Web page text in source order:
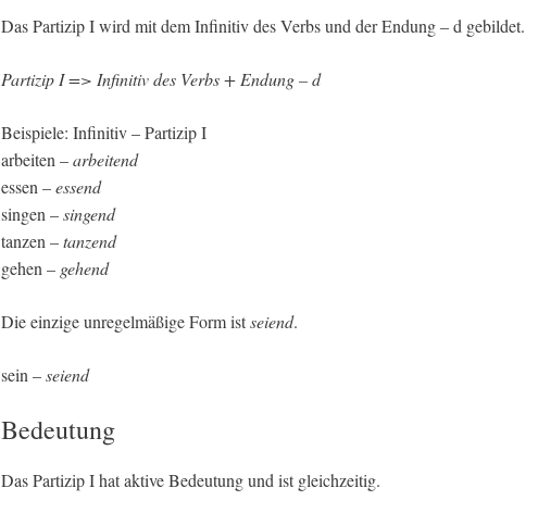
Das Partizip I wird mit dem Infinitiv des Verbs und der Endung – d gebildet.
Partizip I => Infinitiv des Verbs + Endung – d
Beispiele: Infinitiv – Partizip I
arbeiten –arbeitend
essen –essend
singen –singend
tanzen –tanzend
gehen – gehend
Die einzige unregelmäßige Form istseiend.
sein –seiend
Bedeutung
Das Partizip I hat aktive Bedeutung und ist gleichzeitig.